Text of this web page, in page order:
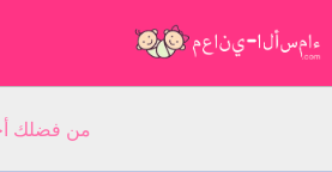
من فضلك أجب عن 5 أسئلة عن